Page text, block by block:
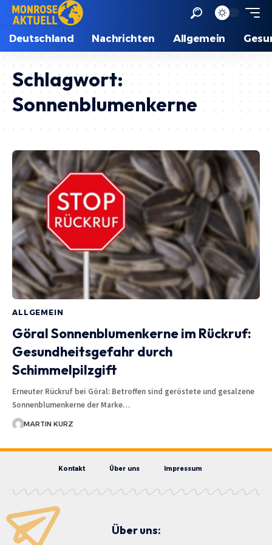
Deutschland Nachrichten Allgemein
Schlagwort:
Sonnenblumenkerne
ALLGEMEIN
Göral Sonnenblumenkerne im Rückruf:
Gesundheitsgefahr durch
Schimmelpilzgift
Erneuter Rückruf bei Göral: Betroffen sind geröstete und gesalzene
Sonnenblumenkerne der Marke…
MARTIN KURZ
Kontakt Über uns Impressum
Über uns: